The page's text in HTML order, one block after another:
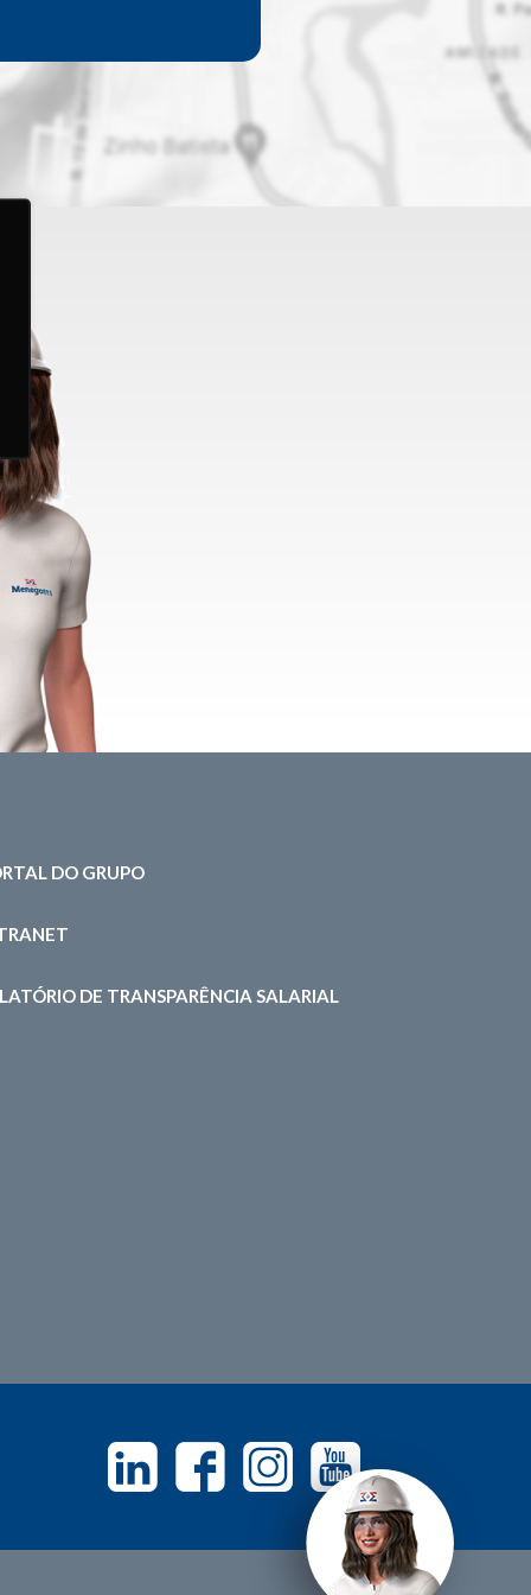
DO GRUPO
DE TRANSPARÊNCIA SALARIAL
Linkedin Facebook Instagram